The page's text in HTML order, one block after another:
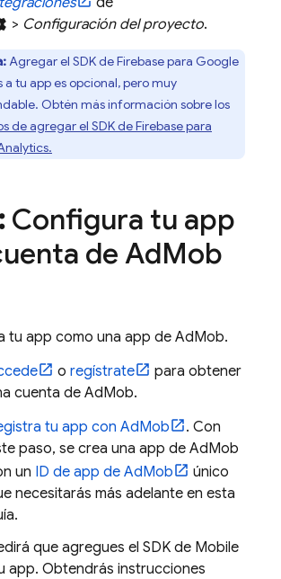
> Configuración del proyecto.
Agregar el SDK de Firebase para Google
a tu app es opcional, pero muy
Obtén más información sobre los
de agregar el SDK de Firebase para
.
Configura tu app
deAdMob
tu app como una app de AdMob.
o regístrate
para obtener
cuenta de AdMob.
tu app con AdMob
. Con
paso, se crea una app deAdMob
un ID de app de AdMob
único
necesitarás más adelante en esta
que agregues el SDK de Mobile
app. Obtendrás instrucciones